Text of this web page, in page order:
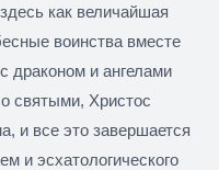
как величайшая
воинства вместе
драконом и ангелами
святыми, Христос
и все это завершается
и эсхатологического